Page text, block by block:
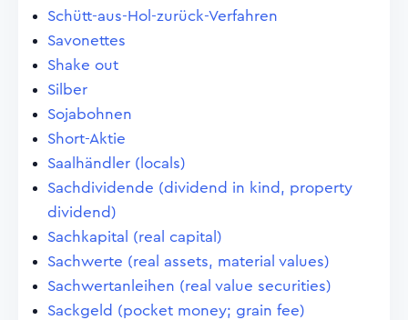
Schütt-aus-Hol-zurück-Verfahren
Savonettes
Shake out
Silber
Sojabohnen
Short-Aktie
Saalhändler (locals)
Sachdividende (dividend in kind, property
dividend)
Sachkapital (real capital)
Sachwerte (real assets, material values)
Sachwertanleihen (real value securities)
Sackgeld (pocket money; grain fee)